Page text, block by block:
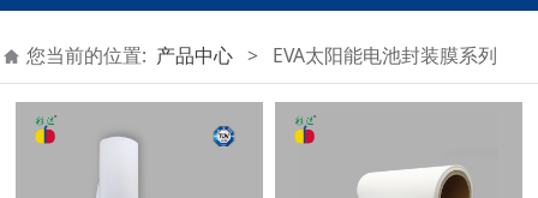
您当前的位置: 产品中心 > EVA太阳能电池封装膜系列